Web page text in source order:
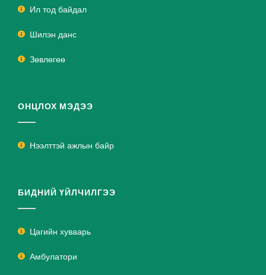
Ил тод байдал
Шилэн данс
Зөвлөгөө
ОНЦЛОХ МЭДЭЭ
Нээлттэй ажлын байр
БИДНИЙ ҮЙЛЧИЛГЭЭ
Цагийн хуваарь
Амбулатори